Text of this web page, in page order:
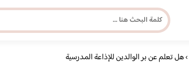
مجلة برونزية للفتاة العصرية ›هل تعلم عن بر الوالدين للإذاعة المدرسية